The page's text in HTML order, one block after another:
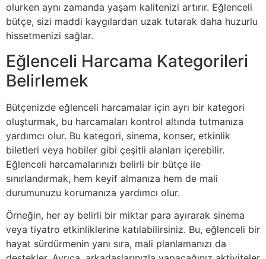
olurken aynı zamanda yaşam kalitenizi artırır. Eğlenceli
bütçe, sizi maddi kaygılardan uzak tutarak daha huzurlu
hissetmenizi sağlar.
Eğlenceli Harcama Kategorileri
Belirlemek
Bütçenizde eğlenceli harcamalar için ayrı bir kategori
oluşturmak, bu harcamaları kontrol altında tutmanıza
yardımcı olur. Bu kategori, sinema, konser, etkinlik
biletleri veya hobiler gibi çeşitli alanları içerebilir.
Eğlenceli harcamalarınızı belirli bir bütçe ile
sınırlandırmak, hem keyif almanıza hem de mali
durumunuzu korumanıza yardımcı olur.
Örneğin, her ay belirli bir miktar para ayırarak sinema
veya tiyatro etkinliklerine katılabilirsiniz. Bu, eğlenceli bir
hayat sürdürmenin yanı sıra, mali planlamanızı da